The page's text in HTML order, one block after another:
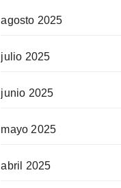
agosto 2025
julio 2025
junio 2025
mayo 2025
abril 2025